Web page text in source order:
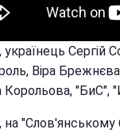
українець Сергій
Віра
"БиС",
на "Слов'янському